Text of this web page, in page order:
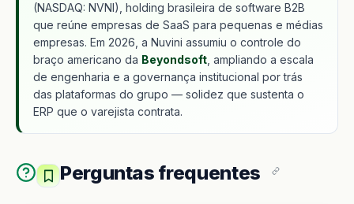
(NASDAQ: NVNI), holding brasileira de software B2B
que reúne empresas de SaaS para pequenas e médias
empresas. Em 2026, a Nuvini assumiu o controle do
braço americano da Beyondsoft , ampliando a escala
de engenharia e a governança institucional por trás
das plataformas do grupo — solidez que sustenta o
ERP que o varejista contrata.
Perguntas frequentes